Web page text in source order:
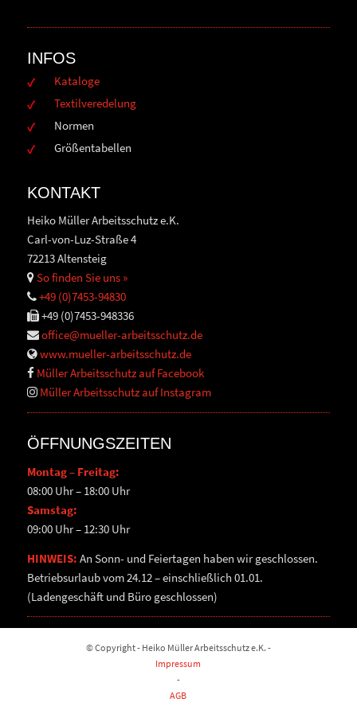
INFOS
Kataloge
Textilveredelung
Normen
Größentabellen
KONTAKT
Heiko Müller Arbeitsschutz e.K.
Carl-von-Luz-Straße 4
72213 Altensteig
So finden Sie uns »
+49 (0)7453-94830
+49 (0)7453-948336
office@mueller-arbeitsschutz.de
www.mueller-arbeitsschutz.de
Müller Arbeitsschutz auf Facebook
Müller Arbeitsschutz auf Instagram
ÖFFNUNGSZEITEN
Montag – Freitag:
08:00 Uhr – 18:00 Uhr
Samstag:
09:00 Uhr – 12:30 Uhr
HINWEIS: An Sonn- und Feiertagen haben wir geschlossen.
Betriebsurlaub vom 24.12 – einschließlich 01.01.
(Ladengeschäft und Büro geschlossen)
© Copyright - Heiko Müller Arbeitsschutz e.K. -
Impressum
-
AGB